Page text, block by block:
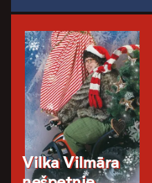
Vilka Vilmāra